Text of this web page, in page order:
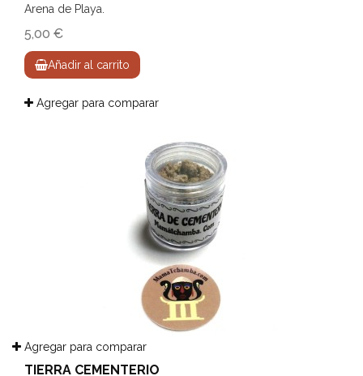
Arena de Playa.
5,00 €
Añadir al carrito
Agregar para comparar
Agregar para comparar
TIERRA CEMENTERIO